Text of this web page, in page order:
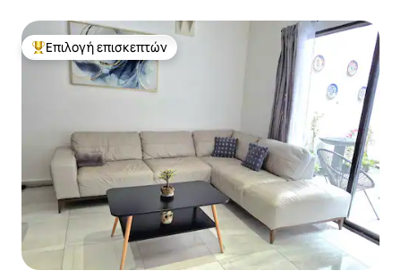
Κορυφαία επιλογή επισκεπτών
Επιλογή επισκεπτών